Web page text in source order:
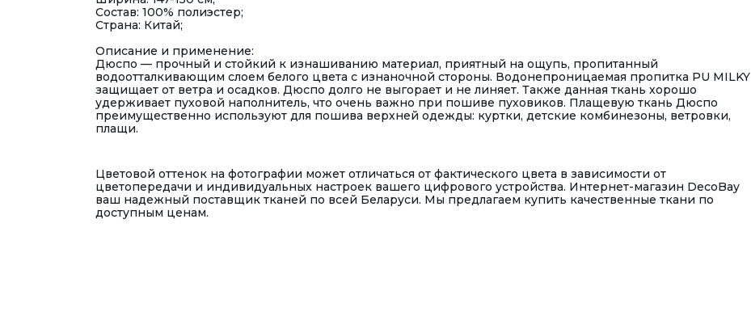
Состав: 100% полиэстер;
Страна: Китай;
Описание и применение:
Дюспо — прочный и стойкий к изнашиванию материал, приятный на ощупь, пропитанный
водоотталкивающим слоем белого цвета с изнаночной стороны. Водонепроницаемая пропитка PU MILKY
защищает от ветра и осадков. Дюспо долго не выгорает и не линяет. Также данная ткань хорошо
удерживает пуховой наполнитель, что очень важно при пошиве пуховиков. Плащевую ткань Дюспо
преимущественно используют для пошива верхней одежды: куртки, детские комбинезоны, ветровки,
плащи.
Цветовой оттенок на фотографии может отличаться от фактического цвета в зависимости от
цветопередачи и индивидуальных настроек вашего цифрового устройства. Интернет-магазин DecoBay
ваш надежный поставщик тканей по всей Беларуси. Мы предлагаем купить качественные ткани по
доступным ценам.